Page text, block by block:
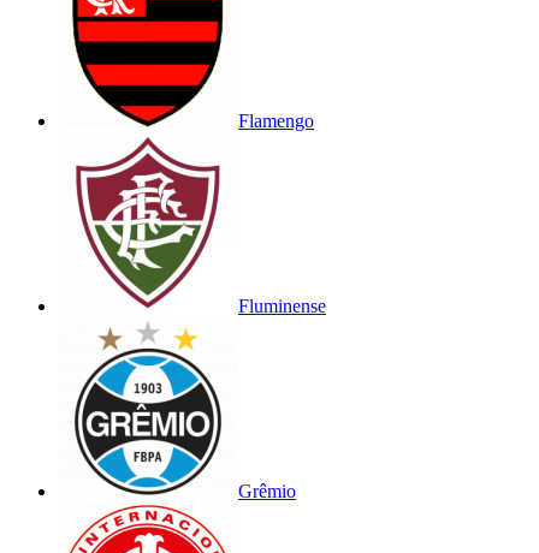
Flamengo
Fluminense
Grêmio